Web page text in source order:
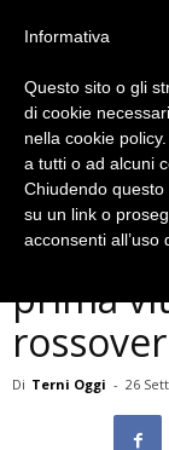
Ternana
prima
Di Terni Oggi - 26
Informativa
Questo sito o gli
di cookie
nella cookie
a tutti o ad alcuni
Chiudendo
su un link o
acconsenti all’uso